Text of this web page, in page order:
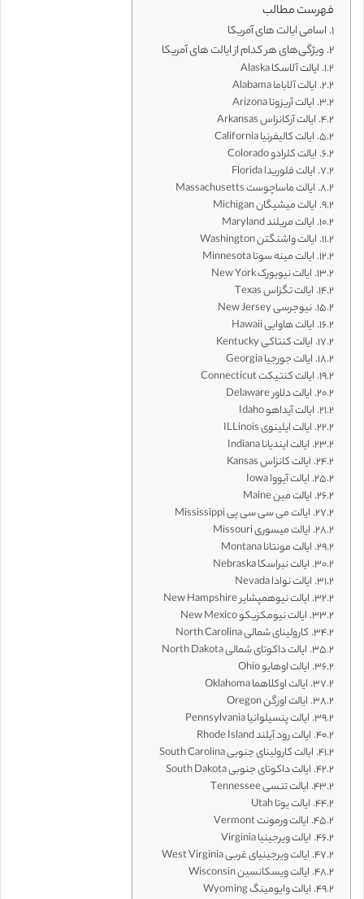
فهرست مطالب
اسامی ایالت های آمریکا
ویژگی‌های هر کدام از ایالت های آمریکا
ایالت آلاسکا Alaska
ایالت آلاباما Alabama
ایالت آریزونا Arizona
ایالت آرکانزاس Arkansas
ایالت کالیفرنیا California
ایالت کلرادو Colorado
ایالت فلوریدا Florida
ایالت ماساچوست Massachusetts
ایالت میشیگان Michigan
ایالت مریلند Maryland
ایالت واشنگتن Washington
ایالت مینه سوتا Minnesota
ایالت نیویورک New York
ایالت تگزاس Texas
نیوجرسی New Jersey
ایالت هاوایی Hawaii
ایالت کنتاکی Kentucky
ایالت جورجیا Georgia
ایالت کنتیکت Connecticut
ایالت دلاور Delaware
ایالت آیداهو Idaho
ایالت ایلینوی ILLinois
ایالت ایندیانا Indiana
ایالت کانزاس Kansas
ایالت آیووا Iowa
ایالت مین Maine
ایالت می سی سی پی Mississippi
ایالت میسوری Missouri
ایالت مونتانا Montana
ایالت نبراسکا Nebraska
ایالت نوادا Nevada
ایالت نیوهمپشایر New Hampshire
ایالت نیومکزیکو New Mexico
کارولینای شمالی North Carolina
ایالت داکوتای شمالی North Dakota
ایالت اوهایو Ohio
ایالت اوکلاهما Oklahoma
ایالت اورگن Oregon
ایالت پنسیلوانیا Pennsylvania
ایالت رود آیلند Rhode Island
ایالت کارولینای جنوبی South Carolina
ایالت داکوتای جنوبی South Dakota
ایالت تنسی Tennessee
ایالت یوتا Utah
ایالت ورمونت Vermont
ایالت ویرجینیا Virginia
ایالت ویرجینیای غربی West Virginia
ایالت ویسکانسین Wisconsin
ایالت وایومینگ Wyoming